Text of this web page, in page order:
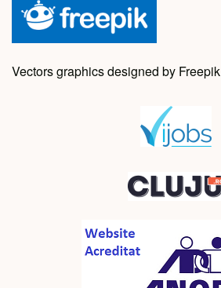
Vectors graphics designed by Freepik